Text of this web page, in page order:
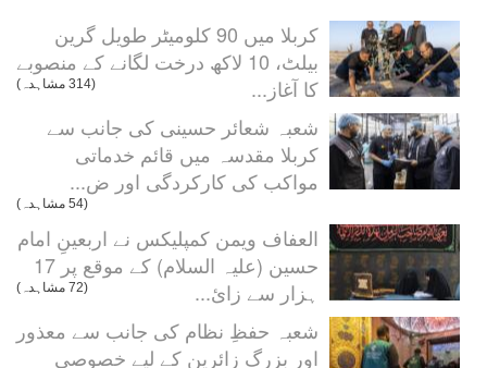
کربلا میں 90 کلومیٹر طویل گرین
بیلٹ، 10 لاکھ درخت لگانے کے منصوبے
کا آغاز...
(314 مشاہدہ)
شعبہ شعائر حسینی کی جانب سے
کربلا مقدسہ میں قائم خدماتی
مواکب کی کارکردگی اور ض...
(54 مشاہدہ)
العفاف ویمن کمپلیکس نے اربعینِ امام
حسین (علیہ السلام) کے موقع پر 17
ہزار سے زائ...
(72 مشاہدہ)
شعبہ حفظِ نظام کی جانب سے معذور
اور بزرگ زائرین کے لیے خصوصی